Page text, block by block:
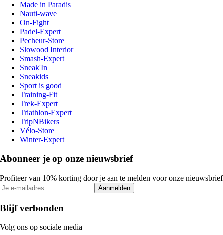
Made in Paradis
Nauti-wave
On-Fight
Padel-Expert
Pecheur-Store
Slowood Interior
Smash-Expert
Sneak'In
Sneakids
Sport is good
Training-Fit
Trek-Expert
Triathlon-Expert
TripNBikers
Vélo-Store
Winter-Expert
Abonneer je op onze nieuwsbrief
Profiteer van 10% korting door je aan te melden voor onze nieuwsbrief
Aanmelden
Blijf verbonden
Volg ons op sociale media